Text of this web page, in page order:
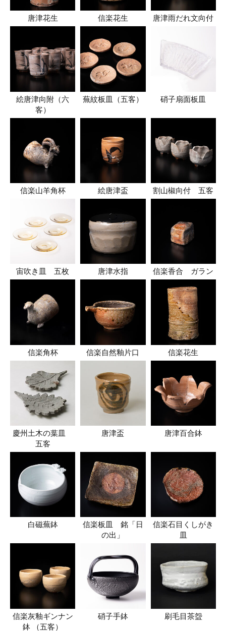
唐津花生 信楽花生 唐津雨だれ文向付
絵唐津向附（六
客）
蕪紋板皿（五客） 硝子扇面板皿
信楽山羊角杯 絵唐津盃 割山椒向付 五客
宙吹き皿 五枚 唐津水指 信楽香合 ガラン
信楽角杯 信楽自然釉片口 信楽花生
慶州土木の葉皿
五客
唐津盃 唐津百合鉢
白磁蕪鉢
信楽板皿 銘「日
の出」
信楽石目くしがき
皿
信楽灰釉ギンナン
鉢 （五客）
硝子手鉢 刷毛目茶盌